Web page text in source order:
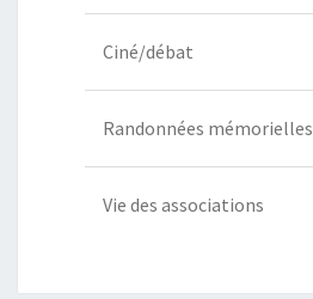
Ciné/débat
Randonnées mémorielles
Vie des associations